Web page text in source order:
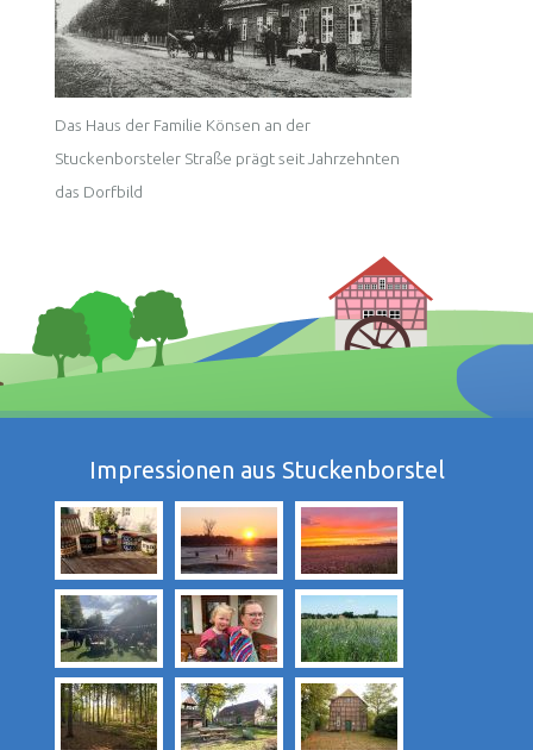
Das Haus der Familie Könsen an der
Stuckenborsteler Straße prägt seit Jahrzehnten
das Dorfbild
Impressionen aus Stuckenborstel